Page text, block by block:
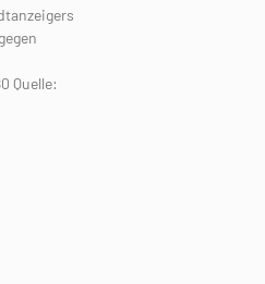
Quelle: